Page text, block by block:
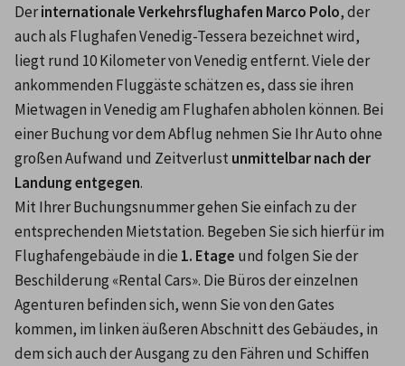
Der internationale Verkehrsflughafen Marco Polo, der
auch als Flughafen Venedig-Tessera bezeichnet wird,
liegt rund 10 Kilometer von Venedig entfernt. Viele der
ankommenden Fluggäste schätzen es, dass sie ihren
Mietwagen in Venedig am Flughafen abholen können. Bei
einer Buchung vor dem Abflug nehmen Sie Ihr Auto ohne
großen Aufwand und Zeitverlust unmittelbar nach der
Landung entgegen.
Mit Ihrer Buchungsnummer gehen Sie einfach zu der
entsprechenden Mietstation. Begeben Sie sich hierfür im
Flughafengebäude in die 1. Etage und folgen Sie der
Beschilderung «Rental Cars». Die Büros der einzelnen
Agenturen befinden sich, wenn Sie von den Gates
kommen, im linken äußeren Abschnitt des Gebäudes, in
dem sich auch der Ausgang zu den Fähren und Schiffen